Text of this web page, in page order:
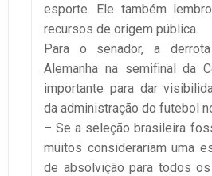
esporte. Ele também
recursos de origem pública.
Para o senador, a
Alemanha na semifinal da
importante para dar
da administração do futebol
– Se a seleção brasileira
muitos considerariam uma
de absolvição para todos